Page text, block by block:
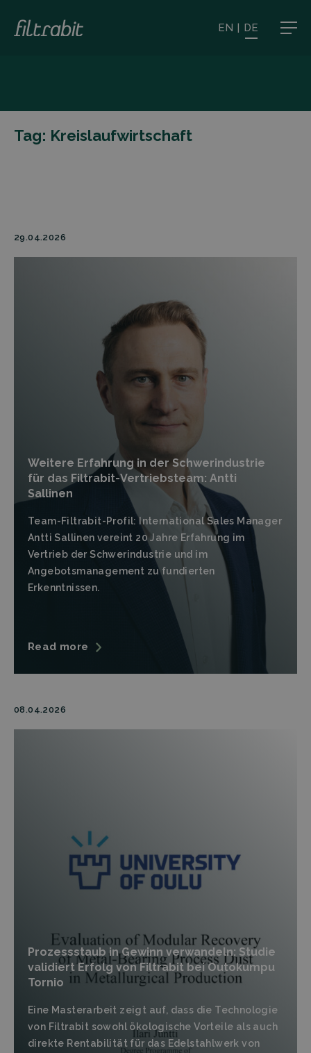
EN | DE
Tag: Kreislaufwirtschaft
29.04.2026
Weitere Erfahrung in der Schwerindustrie
für das Filtrabit-Vertriebsteam: Antti
Sallinen
Team-Filtrabit-Profil: International Sales Manager
Antti Sallinen vereint 20 Jahre Erfahrung im
Vertrieb der Schwerindustrie und im
Angebotsmanagement zu fundierten
Erkenntnissen.
Read more
08.04.2026
Prozessstaub in Gewinn verwandeln: Studie
validiert Erfolg von Filtrabit bei Outokumpu
Tornio
Eine Masterarbeit zeigt auf, dass die Technologie
von Filtrabit sowohl ökologische Vorteile als auch
direkte Rentabilität für das Edelstahlwerk von